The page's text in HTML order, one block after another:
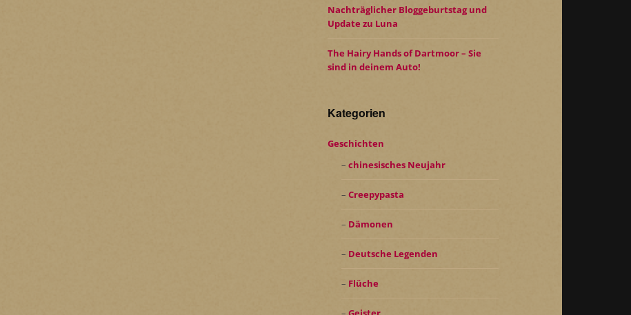
Nachträglicher Bloggeburtstag und
Update zu Luna
The Hairy Hands of Dartmoor – Sie
sind in deinem Auto!
Kategorien
Geschichten
chinesisches Neujahr
Creepypasta
Dämonen
Deutsche Legenden
Flüche